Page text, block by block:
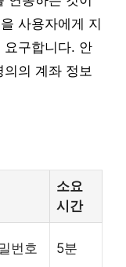
사용자에게 지
요구합니다. 안
의 계좌 정보
소요
시간
번호 5분